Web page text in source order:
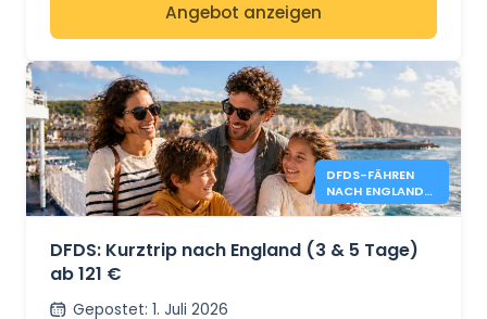
Angebot anzeigen
DFDS-FÄHREN
NACH ENGLAND
AB 121 €
DFDS: Kurztrip nach England (3 & 5 Tage)
ab 121 €
Gepostet: 1. Juli 2026